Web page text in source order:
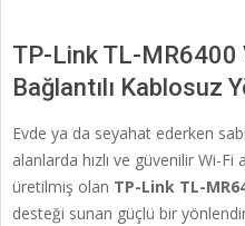
TP-Link TL-MR6400
Bağlantılı Kablosuz
Evde ya da seyahat ederken
alanlarda hızlı ve güvenilir Wi-Fi
üretilmiş olan TP-Link TL-
desteği sunan güçlü bir